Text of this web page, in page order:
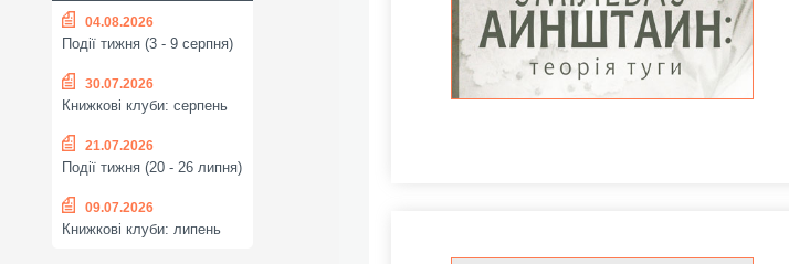
04.08.2026
Події тижня (3 - 9 серпня)
30.07.2026
Книжкові клуби: серпень
21.07.2026
Події тижня (20 - 26 липня)
09.07.2026
Книжкові клуби: липень